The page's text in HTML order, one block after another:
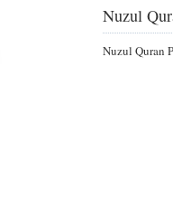
Nuzul
Nuzul Quran